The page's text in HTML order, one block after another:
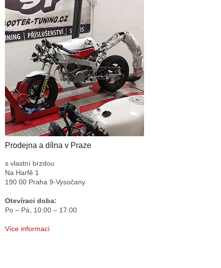
Prodejna a dílna v Praze
s vlastní brzdou
Na Harfě 1
190 00 Praha 9-Vysočany
Otevíraci doba:
Po – Pá, 10:00 – 17:00
Více informací